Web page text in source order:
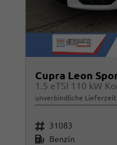
Cupra Leon
1.5 eTSI 110 kW
unverbindliche Lieferzeit:
Fahrzeugnr. 31083
Kraftstoff Benzin